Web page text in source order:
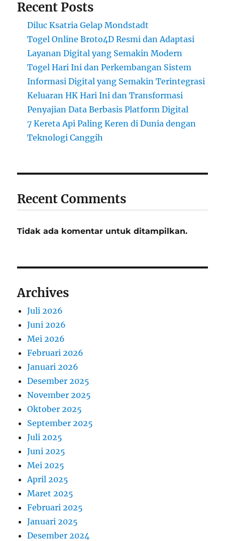
Recent Posts
Diluc Ksatria Gelap Mondstadt
Togel Online Broto4D Resmi dan Adaptasi
Layanan Digital yang Semakin Modern
Togel Hari Ini dan Perkembangan Sistem
Informasi Digital yang Semakin Terintegrasi
Keluaran HK Hari Ini dan Transformasi
Penyajian Data Berbasis Platform Digital
7 Kereta Api Paling Keren di Dunia dengan
Teknologi Canggih
Recent Comments
Tidak ada komentar untuk ditampilkan.
Archives
Juli 2026
Juni 2026
Mei 2026
Februari 2026
Januari 2026
Desember 2025
November 2025
Oktober 2025
September 2025
Juli 2025
Juni 2025
Mei 2025
April 2025
Maret 2025
Februari 2025
Januari 2025
Desember 2024